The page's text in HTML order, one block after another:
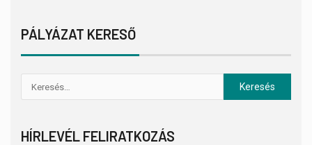
PÁLYÁZAT KERESŐ
HÍRLEVÉL FELIRATKOZÁS